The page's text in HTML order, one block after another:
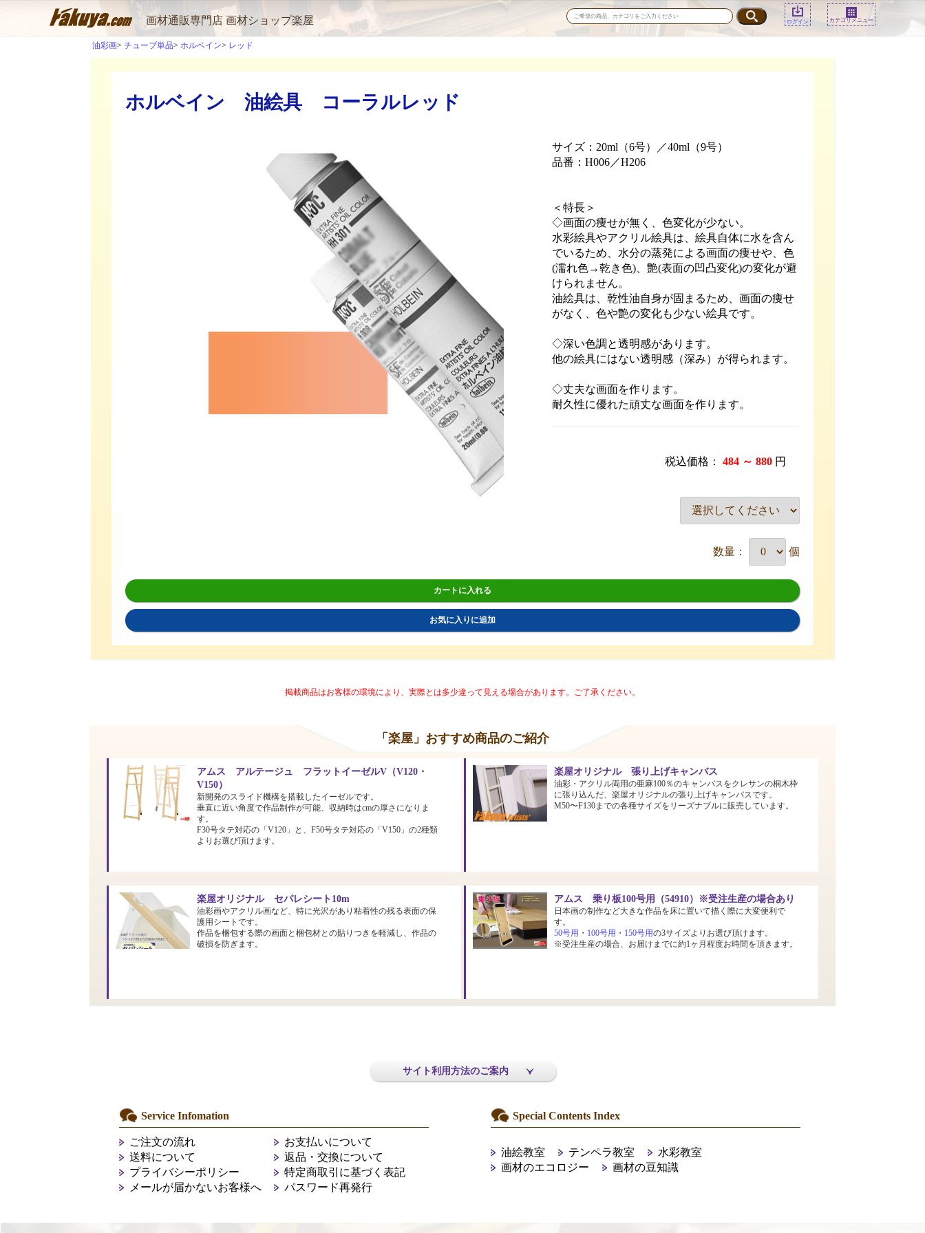
画材通販専門店 画材ショップ楽屋 ログイン カテゴリメニュー
油彩画 チューブ単品 ホルベイン レッド
ホルベイン 油絵具 コーラルレッド
サイズ：20ml（6号）／40ml（9号）
品番：H006／H206
＜特長＞
◇画面の痩せが無く、色変化が少ない。
水彩絵具やアクリル絵具は、絵具自体に水を含ん
でいるため、水分の蒸発による画面の痩せや、色
(濡れ色→乾き色)、艶(表面の凹凸変化)の変化が避
けられません。
油絵具は、乾性油自身が固まるため、画面の痩せ
がなく、色や艶の変化も少ない絵具です。
◇深い色調と透明感があります。
他の絵具にはない透明感（深み）が得られます。
◇丈夫な画面を作ります。
耐久性に優れた頑丈な画面を作ります。
税込価格： 484 ～ 880 円
数量： 個
カートに入れる
お気に入りに追加
掲載商品はお客様の環境により、実際とは多少違って見える場合があります。ご了承ください。
「楽屋」おすすめ商品のご紹介
アムス アルテージュ フラットイーゼルV（V120・
V150）
新開発のスライド機構を搭載したイーゼルです。
垂直に近い角度で作品制作が可能、収納時はcmの厚さになりま
す。
F30号タテ対応の「V120」と、F50号タテ対応の「V150」の2種類
よりお選び頂けます。
楽屋オリジナル 張り上げキャンバス
油彩・アクリル両用の亜麻100％のキャンバスをクレサンの桐木枠
に張り込んだ、楽屋オリジナルの張り上げキャンバスです。
M50〜F130までの各種サイズをリーズナブルに販売しています。
楽屋オリジナル セパレシート10m
油彩画やアクリル画など、特に光沢があり粘着性の残る表面の保
護用シートです。
作品を梱包する際の画面と梱包材との貼りつきを軽減し、作品の
破損を防ぎます。
アムス 乗り板100号用（54910）※受注生産の場合あり
日本画の制作など大きな作品を床に置いて描く際に大変便利で
す。
50号用 ・ 100号用 ・ 150号用の3サイズよりお選び頂けます。
※受注生産の場合、お届けまでに約1ヶ月程度お時間を頂きます。
サイト利用方法のご案内
Service Infomation
ご注文の流れ
お支払いについて
送料について
返品・交換について
プライバシーポリシー
特定商取引に基づく表記
メールが届かないお客様へ
パスワード再発行
Special Contents Index
油絵教室 テンペラ教室
水彩教室
画材のエコロジー
画材の豆知識